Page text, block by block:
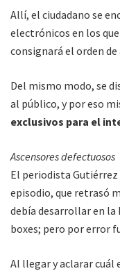
Allí, el ciudadano se
electrónicos en los
consignará el orden
Del mismo modo, se
al público, y por eso
exclusivos para el
Ascensores defectuosos
El periodista
episodio, que retrasó
debía desarrollar en la
boxes; pero por error
Al llegar y aclarar cuál